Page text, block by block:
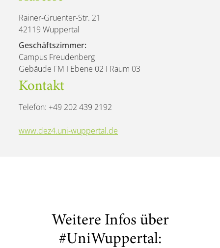
Rainer-Gruenter-Str. 21
42119 Wuppertal
Geschäftszimmer:
Campus Freudenberg
Gebäude FM I Ebene 02 I Raum 03
Kontakt
Telefon: +49 202 439 2192
www.dez4.uni-wuppertal.de
Weitere Infos über
#UniWuppertal: